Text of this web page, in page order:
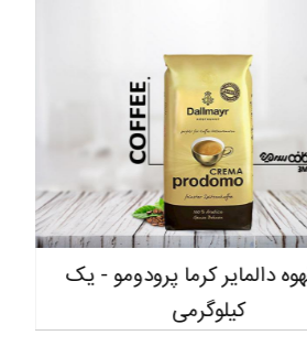
دالمایر کرما پرودومو - یک
کیلوگرمی